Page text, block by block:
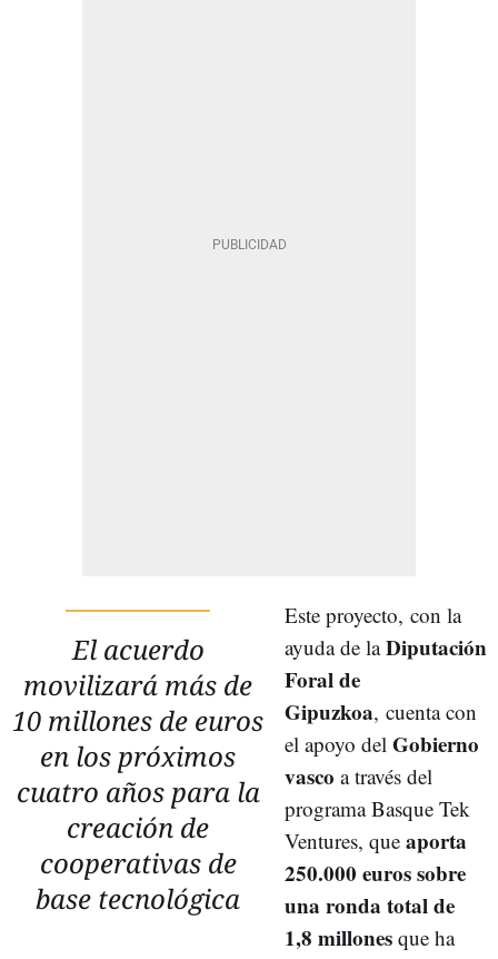
El acuerdo
movilizará más de
10 millones de euros
en los próximos
cuatro años para la
creación de
cooperativas de
base tecnológica
Este proyecto, con la
ayuda de laDiputación
Foral de
Gipuzkoa, cuenta con
el apoyo del Gobierno
vasco a través del
programa Basque Tek
Ventures, que aporta
250.000 euros sobre
una ronda total de
1,8 millones que ha